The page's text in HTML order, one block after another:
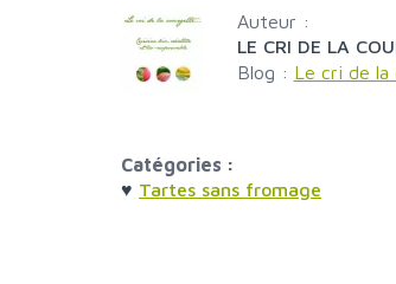
Auteur :
LE CRI DE LA
Blog : Le cri de la
Catégories :
♥ Tartes sans fromage